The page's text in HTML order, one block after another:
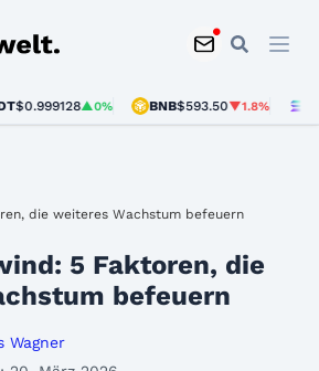
▲0% BNB$593.50▼1.8% SOL
die weiteres Wachstum befeuern
5 Faktoren, die
befeuern
Wagner